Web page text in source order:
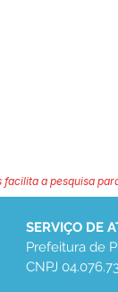
a pesquisa
SERVIÇO DE
Prefeitura de
CNPJ